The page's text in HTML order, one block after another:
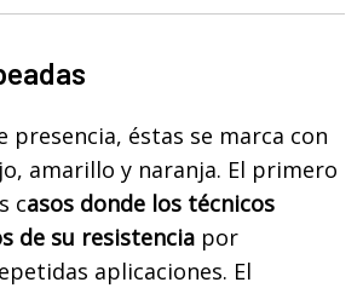
presencia, éstas se marca con
amarillo y naranja. El primero
casos donde los técnicos
de su resistencia por
aplicaciones. El